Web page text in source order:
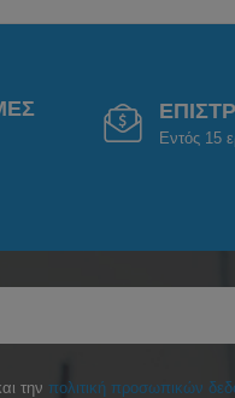
Εντός 15
τηνπολιτική προσωπικών